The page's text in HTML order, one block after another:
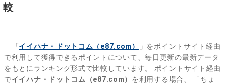
較
「 イイハナ・ドットコム（e87.com） 」 をポイントサイト経由
で利用して獲得できるポイントについて、毎日更新の最新データ
をもとにランキング形式で比較しています。 ポイントサイト経由
でイイハナ・ドットコム（e87.com） を利用する場合、
「ちょ